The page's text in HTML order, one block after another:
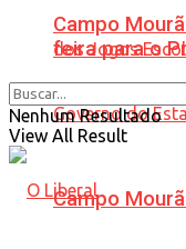
Campo
Campo
feira para o
Nenhum Resultado
View All Result